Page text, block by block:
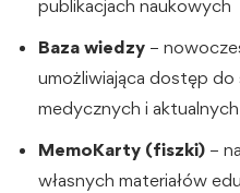
publikacjach naukowych
Baza wiedzy –
umożliwiająca dostęp
medycznych i
MemoKarty (fiszki) –
własnych materiałów